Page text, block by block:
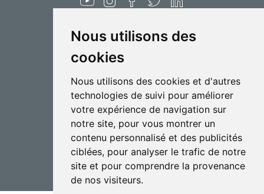
Nous utilisons des
cookies
Nous utilisons des cookies et d'autres
technologies de suivi pour améliorer
votre expérience de navigation sur
notre site, pour vous montrer un
contenu personnalisé et des publicités
ciblées, pour analyser le trafic de notre
site et pour comprendre la provenance
de nos visiteurs.
Biotechnologie
Industriel
Goizper S.Coop.
Antigua, 4
20577 Antzuola (Gipuzkoa)
Spain